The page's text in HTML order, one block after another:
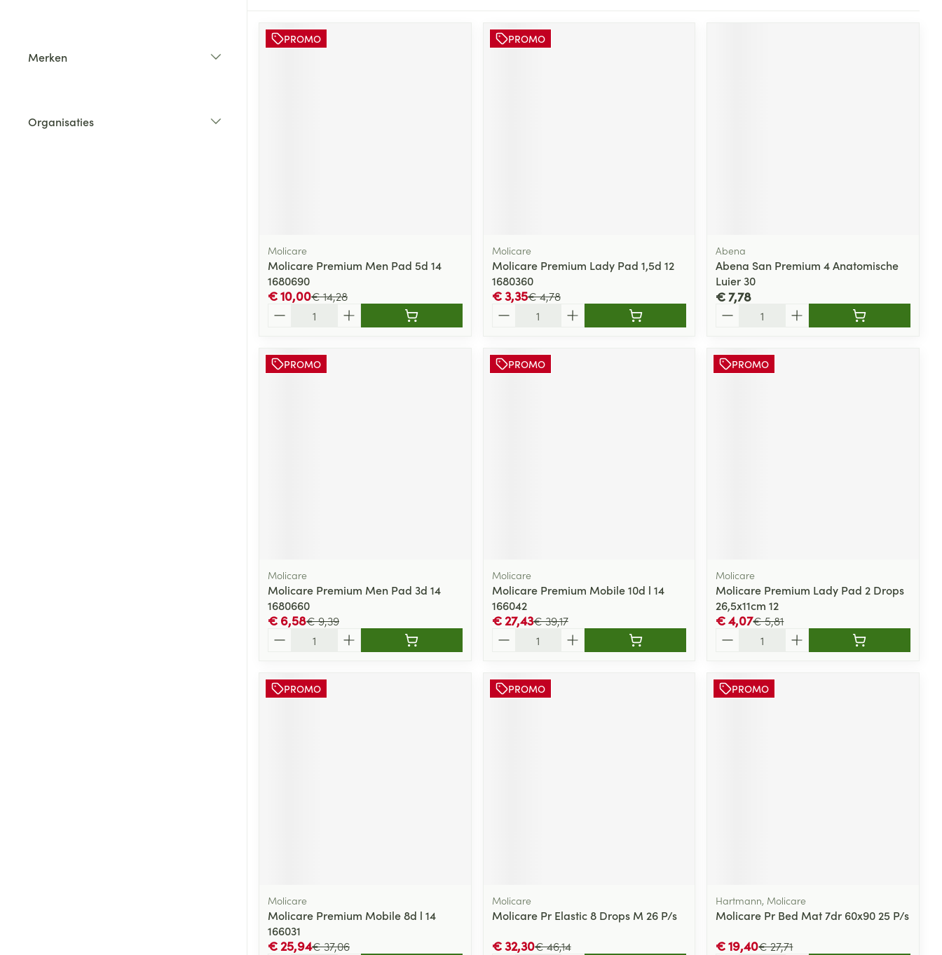
Merken
Organisaties
PROMO
Molicare
Molicare Premium Men Pad 5d 14
1680690
€ 14,28
€ 10,00
PROMO
Molicare
Molicare Premium Lady Pad 1,5d 12
1680360
€ 4,78
€ 3,35
Abena
Abena San Premium 4 Anatomische
Luier 30
€ 7,78
PROMO
Molicare
Molicare Premium Men Pad 3d 14
1680660
€ 9,39
€ 6,58
PROMO
Molicare
Molicare Premium Mobile 10d l 14
166042
€ 39,17
€ 27,43
PROMO
Molicare
Molicare Premium Lady Pad 2 Drops
26,5x11cm 12
€ 5,81
€ 4,07
PROMO
Molicare
Molicare Premium Mobile 8d l 14
166031
€ 37,06
€ 25,94
PROMO
Molicare
Molicare Pr Elastic 8 Drops M 26 P/s
€ 46,14
€ 32,30
PROMO
Hartmann, Molicare
Molicare Pr Bed Mat 7dr 60x90 25 P/s
€ 27,71
€ 19,40